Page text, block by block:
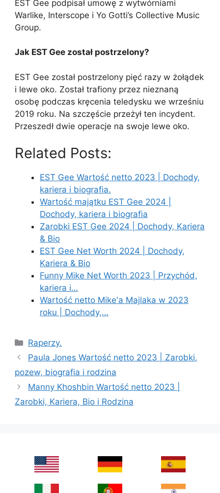
EST Gee podpisał umowę z wytwórniami
Warlike, Interscope i Yo Gotti’s Collective Music
Group.
Jak EST Gee został postrzelony?
EST Gee został postrzelony pięć razy w żołądek
i lewe oko. Został trafiony przez nieznaną
osobę podczas kręcenia teledysku we wrześniu
2019 roku. Na szczęście przeżył ten incydent.
Przeszedł dwie operacje na swoje lewe oko.
Related Posts:
EST Gee Wartość netto 2023 | Dochody,
kariera i biografia.
Wartość majątku EST Gee 2024 |
Dochody, kariera i biografia
Zarobki EST Gee 2024 | Dochody, Kariera
& Bio
EST Gee Net Worth 2024 | Dochody,
Kariera & Bio
Funny Mike Net Worth 2023 | Przychód,
kariera i…
Wartość netto Mike'a Majlaka w 2023
roku | Dochody,…
Categories
Raperzy.
Paula Jones Wartość netto 2023 | Zarobki,
pozew, biografia i rodzina
Manny Khoshbin Wartość netto 2023 |
Zarobki, Kariera, Bio i Rodzina